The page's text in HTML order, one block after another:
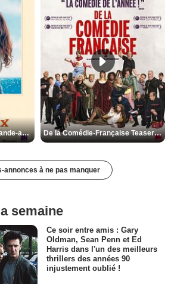
Les Matins merveilleux Bande-annonce VF De la Comédie-Française Teaser VF
annonces à ne pas manquer
semaine
Ce soir entre amis : Gary
Oldman, Sean Penn et Ed
Harris dans l'un des meilleurs
thrillers des années 90
injustement oublié !